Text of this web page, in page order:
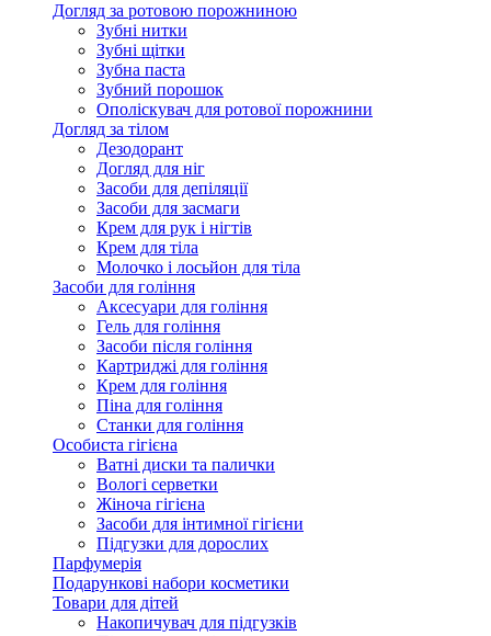
Догляд за ротовою порожниною
Зубні нитки
Зубні щітки
Зубна паста
Зубний порошок
Ополіскувач для ротової порожнини
Догляд за тілом
Дезодорант
Догляд для ніг
Засоби для депіляції
Засоби для засмаги
Крем для рук і нігтів
Крем для тіла
Молочко і лосьйон для тіла
Засоби для гоління
Аксесуари для гоління
Гель для гоління
Засоби після гоління
Картриджі для гоління
Крем для гоління
Піна для гоління
Станки для гоління
Особиста гігієна
Ватні диски та палички
Вологі серветки
Жіноча гігієна
Засоби для інтимної гігієни
Підгузки для дорослих
Парфумерія
Подарункові набори косметики
Товари для дітей
Накопичувач для підгузків